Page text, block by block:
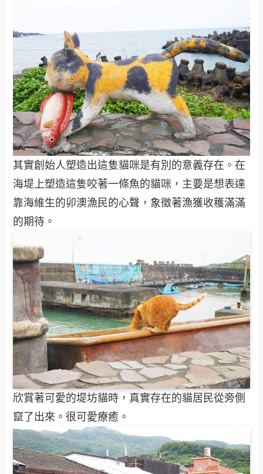
其實創始人塑造出這隻貓咪是有別的意義存在。在
海堤上塑造這隻咬著一條魚的貓咪，主要是想表達
靠海維生的卯澳漁民的心聲，象徵著漁獲收穫滿滿
的期待。
欣賞著可愛的堤坊貓時，真實存在的貓居民從旁側
竄了出來。很可愛療癒。